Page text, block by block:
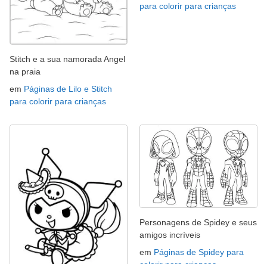
Stitch e a sua namorada Angel
na praia
em Páginas de Lilo e Stitch
para colorir para crianças
para colorir para crianças
Personagens de Spidey e seus
amigos incríveis
em Páginas de Spidey para